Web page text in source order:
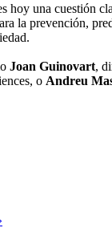
hoy una cuestión
la prevención,
Joan Guinovart,
o Andreu